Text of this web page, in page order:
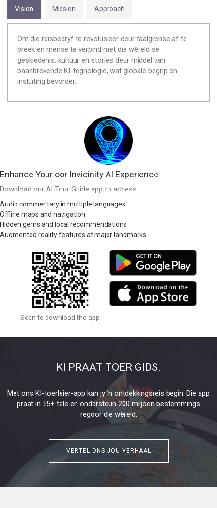
Vision Mission Approach
Om die reisbedryf te revolusieer deur taalgrense af te
breek en mense te verbind met die wêreld se
geskiedenis, kultuur en stories deur middel van
baanbrekende KI-tegnologie, wat globale begrip en
insluiting bevorder.
Enhance Your oor Invicinity AI Experience
Download our AI Tour Guide app to access:
Audio commentary in multiple languages
Offline maps and navigation
Hidden gems and local recommendations
Augmented reality features at major landmarks
Scan to download the app
KI PRAAT TOER GIDS.
Met ons KI-toerleier-app kan jy ’n ontdekkingsreis begin. Die app
praat in 55+ tale en ondersteun 200 miljoen bestemmings
regoor die wêreld.
VERTEL ONS JOU VERHAAL